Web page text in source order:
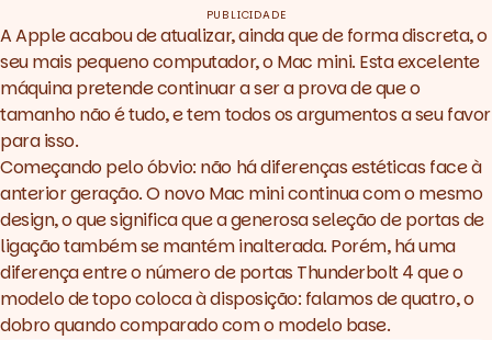
PUBLICIDADE
A Apple acabou de atualizar,ainda que de forma discreta, o
seu mais pequeno computador, o Mac mini. Esta excelente
máquina pretende continuar a ser a prova de que o
tamanho não é tudo, e tem todos os argumentos a seu favor
para isso.
Começando pelo óbvio: não há diferenças estéticas face à
anterior geração. O novo Mac mini continua com o mesmo
design, o que significa que a generosa seleção de portas de
ligação também se mantém inalterada. Porém, há uma
diferença entre o número de portas Thunderbolt 4 que o
modelo de topo coloca à disposição: falamos de quatro, o
dobro quando comparado com o modelo base.